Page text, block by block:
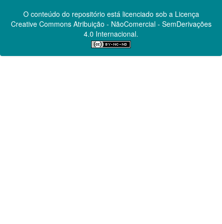
O conteúdo do repositório está licenciado sob a Licença
Creative CommonsAtribuição - NãoComercial - SemDerivações
4.0 Internacional.